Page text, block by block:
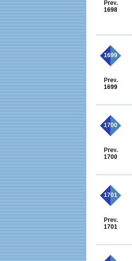
1698
1699
1699
1700
1700
1701
1701